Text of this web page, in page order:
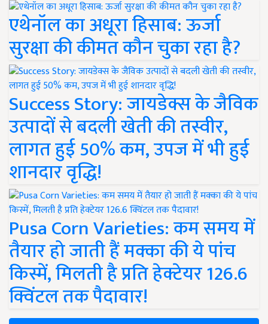
एथेनॉल का अधूरा हिसाब: ऊर्जा
सुरक्षा की कीमत कौन चुका रहा है?
Success Story: जायडेक्स के जैविक
उत्पादों से बदली खेती की तस्वीर,
लागत हुई 50% कम, उपज में भी हुई
शानदार वृद्धि!
Pusa Corn Varieties: कम समय में
तैयार हो जाती हैं मक्का की ये पांच
किस्में, मिलती है प्रति हेक्टेयर 126.6
क्विंटल तक पैदावार!